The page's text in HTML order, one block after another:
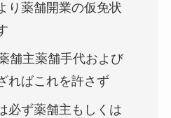
り薬舗開業の仮免状
舗主薬舗手代および
ればこれを許さず
必ず薬舗主もしくは